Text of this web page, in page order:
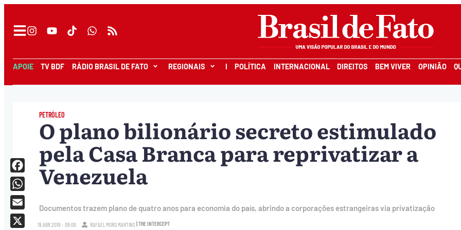
APOIE TV BDF RÁDIO BRASIL DE FATO REGIONAIS I POLÍTICA INTERNACIONAL DIREITOS BEM VIVER OPINIÃO
PETRÓLEO
O plano bilionário secreto estimulado
pela Casa Branca para reprivatizar a
Venezuela
Documentos trazem plano de quatro anos para economia do país, abrindo a corporações estrangeiras via privatização
19.ABR.2019 - 09:00 RAFAEL MORO MARTINS | THE INTERCEPT
Facebook
WhatsApp
Email